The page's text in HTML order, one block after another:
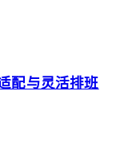
配与灵活排班